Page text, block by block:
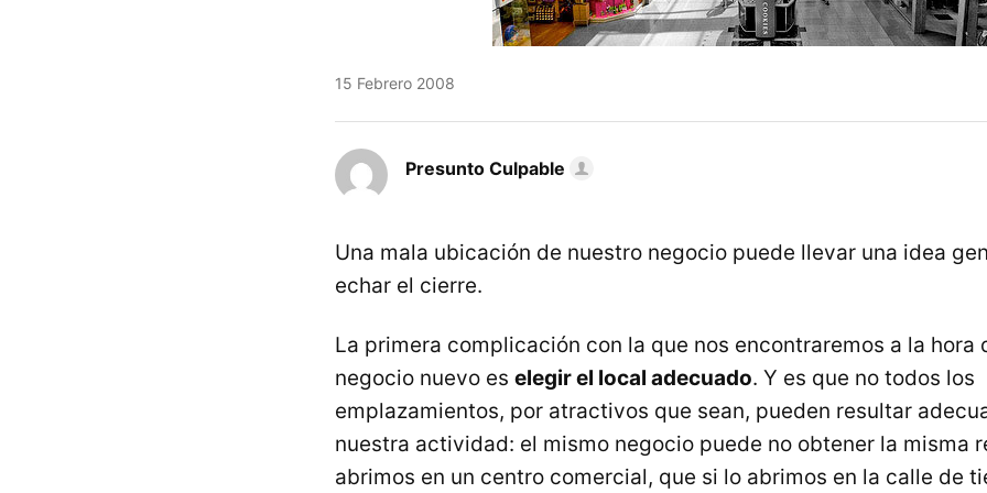
15 Febrero 2008
Presunto Culpable
Una mala ubicación de nuestro negocio puede llevar una idea
echar el cierre.
La primera complicación con la que nos encontraremos a la hora
negocio nuevo es elegir el local adecuado. Y es que no todos los
emplazamientos, por atractivos que sean, pueden resultar
nuestra actividad: el mismo negocio puede no obtener la misma
abrimos en un centro comercial, que si lo abrimos en la calle de